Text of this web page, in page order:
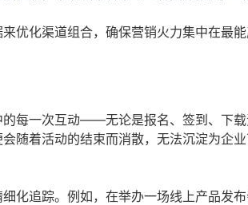
优化渠道组合，确保营销火力集中在最
每一次互动——无论是报名、签到、下
随着活动的结束而消散，无法沉淀为企
化追踪。例如，在举办一场线上产品发